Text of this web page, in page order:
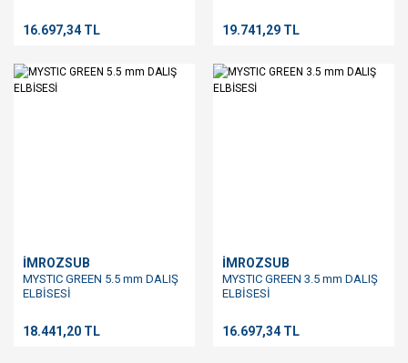
16.697,34 TL 19.741,29 TL
İMROZSUB
MYSTIC GREEN 5.5 mm DALIŞ
ELBİSESİ
18.441,20 TL
İMROZSUB
MYSTIC GREEN 3.5 mm DALIŞ
ELBİSESİ
16.697,34 TL